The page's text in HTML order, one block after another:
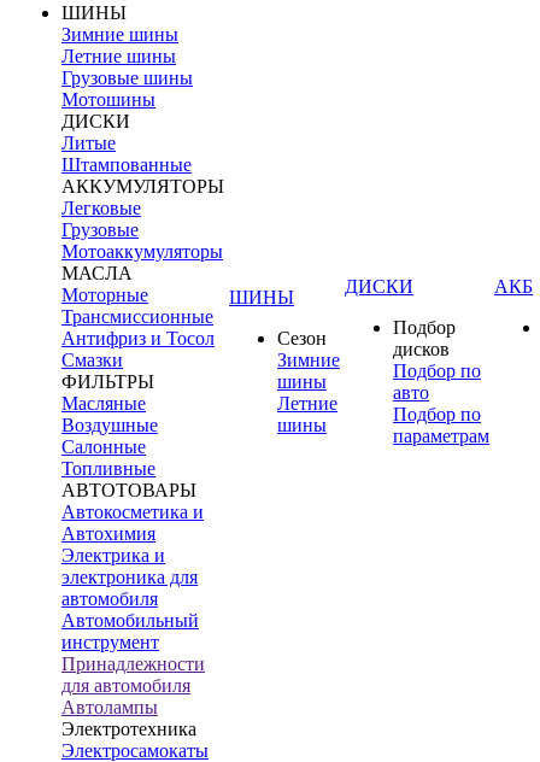
ШИНЫ
Зимние шины
Летние шины
Грузовые шины
Мотошины
ДИСКИ
Литые
Штампованные
АККУМУЛЯТОРЫ
Легковые
Грузовые
Мотоаккумуляторы
МАСЛА
Моторные
Трансмиссионные
Антифриз и Тосол
Смазки
ФИЛЬТРЫ
Масляные
Воздушные
Салонные
Топливные
АВТОТОВАРЫ
Автокосметика и
Автохимия
Электрика и
электроника для
автомобиля
Автомобильный
инструмент
Принадлежности
для автомобиля
Автолампы
Электротехника
Электросамокаты
ШИНЫ
Сезон
Зимние
шины
Летние
шины
ДИСКИ
Подбор
дисков
Подбор по
авто
Подбор по
параметрам
АКБ